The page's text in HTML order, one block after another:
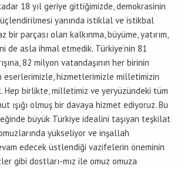
18 yıl geriye gittiğimizde, demokrasinin
yanında istiklal ve istikbal
bir parçası olan kalkınma, büyüme, yatırım,
de asla ihmal etmedik. Türkiye’nin 81
82 milyon vatandaşının her birinin
eserlerimizle, hizmetlerimizle milletimizin
birlikte, milletimiz ve yeryüzündeki tüm
ışığı olmuş bir davaya hizmet ediyoruz. Bu
büyük Türkiye idealini taşıyan teşkilat
yükseliyor ve inşallah
edecek üstlendiği vazifelerin öneminin
gibi dostları-mız ile omuz omuza